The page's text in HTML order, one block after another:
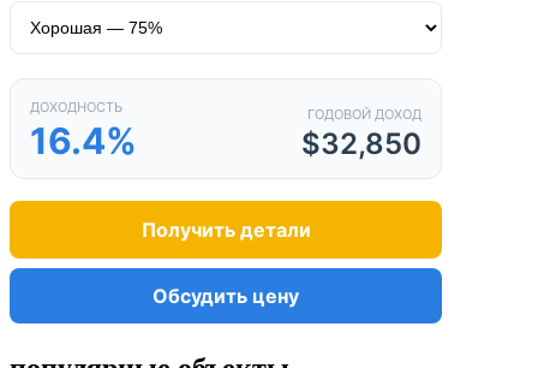
ДОХОДНОСТЬ
16.4%
ГОДОВОЙ ДОХОД
$32,850
Получить детали
Обсудить цену